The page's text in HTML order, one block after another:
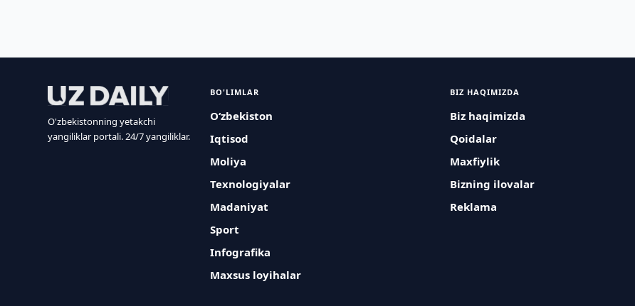
O'zbekistonning yetakchi
yangiliklar portali. 24/7 yangiliklar.
BO'LIMLAR
O‘zbekiston
Iqtisod
Moliya
Texnologiyalar
Madaniyat
Sport
Infografika
Maxsus loyihalar
BIZ HAQIMIZDA
Biz haqimizda
Qoidalar
Maxfiylik
Bizning ilovalar
Reklama